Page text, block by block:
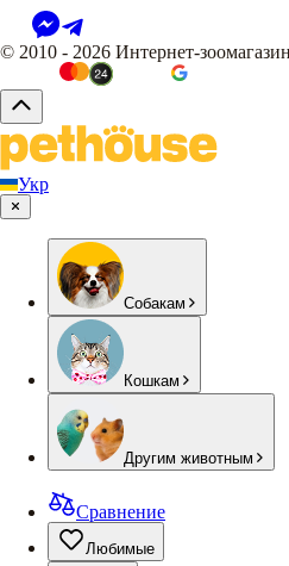
© 2010 - 2026 Интернет-
Укр
Собакам
Кошкам
Другим животным
Сравнение
Любимые